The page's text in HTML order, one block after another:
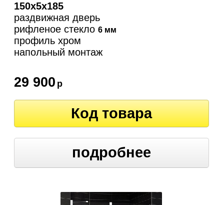
150х5х185
раздвижная дверь
рифленое стекло6 мм
профиль хром
напольный монтаж
29 900 р
Код товара
подробнее